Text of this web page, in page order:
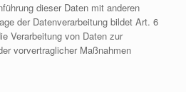
dieser Daten mit anderen
der Datenverarbeitung bildet Art. 6
Verarbeitung von Daten zur
vorvertraglicher Maßnahmen